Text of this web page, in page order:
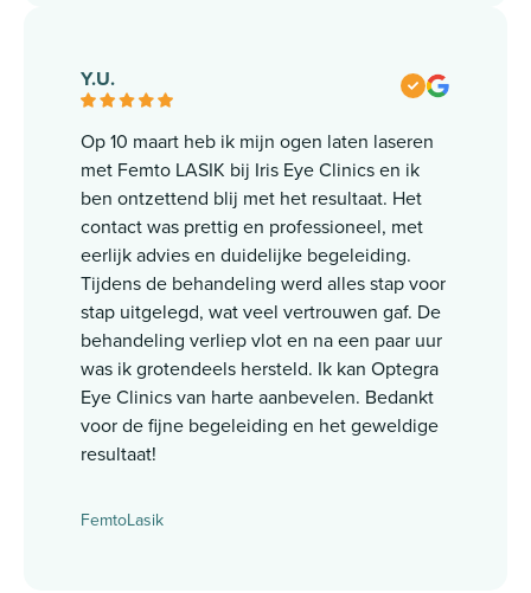
Y.U.
Op 10 maart heb ik mijn ogen laten laseren
met Femto LASIK bij Iris Eye Clinics en ik
ben ontzettend blij met het resultaat. Het
contact was prettig en professioneel, met
eerlijk advies en duidelijke begeleiding.
Tijdens de behandeling werd alles stap voor
stap uitgelegd, wat veel vertrouwen gaf. De
behandeling verliep vlot en na een paar uur
was ik grotendeels hersteld. Ik kan Optegra
Eye Clinics van harte aanbevelen. Bedankt
voor de fijne begeleiding en het geweldige
resultaat!
FemtoLasik